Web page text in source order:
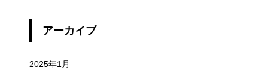
アーカイブ
2025年1月